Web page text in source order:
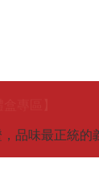
品味最正統的